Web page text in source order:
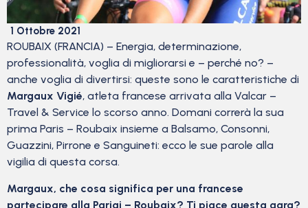
1 Ottobre 2021
ROUBAIX (FRANCIA) – Energia, determinazione,
professionalità, voglia di migliorarsi e – perché no? –
anche voglia di divertirsi: queste sono le caratteristiche di
Margaux Vigié, atleta francese arrivata alla Valcar –
Travel & Service lo scorso anno. Domani correrà la sua
prima Paris – Roubaix insieme a Balsamo, Consonni,
Guazzini, Pirrone e Sanguineti: ecco le sue parole alla
vigilia di questa corsa.
Margaux, che cosa significa per una francese
partecipare alla Parigi – Roubaix? Ti piace questa gara?